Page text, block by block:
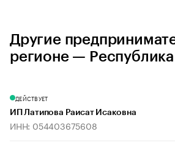
Другие
регионе — Республика
ДЕЙСТВУЕТ
ИП Латипова Раисат Исаковна
ИНН: 054403675608